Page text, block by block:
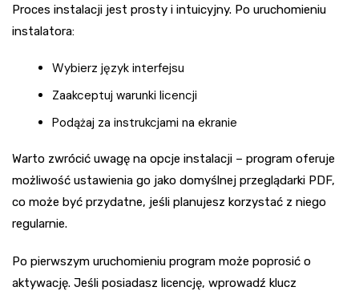
Proces instalacji jest prosty i intuicyjny. Po uruchomieniu
instalatora:
Wybierz język interfejsu
Zaakceptuj warunki licencji
Podążaj za instrukcjami na ekranie
Warto zwrócić uwagę na opcje instalacji – program oferuje
możliwość ustawienia go jako domyślnej przeglądarki PDF,
co może być przydatne, jeśli planujesz korzystać z niego
regularnie.
Po pierwszym uruchomieniu program może poprosić o
aktywację. Jeśli posiadasz licencję, wprowadź klucz